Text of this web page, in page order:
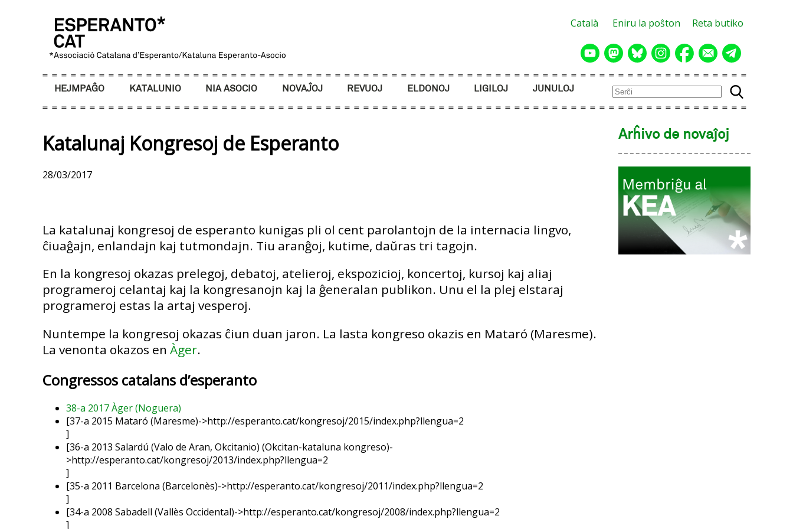
Català Eniru la poŝton Reta butiko
HEJMPAĜO KATALUNIO NIA ASOCIO NOVAĴOJ REVUOJ ELDONOJ LIGILOJ JUNULOJ
Katalunaj Kongresoj de Esperanto
28/03/2017
La katalunaj kongresoj de esperanto kunigas pli ol cent parolantojn de la internacia lingvo,
ĉiuaĝajn, enlandajn kaj tutmondajn. Tiu aranĝoj, kutime, daŭras tri tagojn.
En la kongresoj okazas prelegoj, debatoj, atelieroj, ekspozicioj, koncertoj, kursoj kaj aliaj
programeroj celantaj kaj la kongresanojn kaj la ĝeneralan publikon. Unu el la plej elstaraj
programeroj estas la artaj vesperoj.
Nuntempe la kongresoj okazas ĉiun duan jaron. La lasta kongreso okazis en Mataró (Maresme).
La venonta okazos en Àger.
Congressos catalans d’esperanto
38-a 2017 Àger (Noguera)
[37-a 2015 Mataró (Maresme)->http://esperanto.cat/kongresoj/2015/index.php?llengua=2
]
[36-a 2013 Salardú (Valo de Aran, Okcitanio) (Okcitan-kataluna kongreso)-
>http://esperanto.cat/kongresoj/2013/index.php?llengua=2
]
[35-a 2011 Barcelona (Barcelonès)->http://esperanto.cat/kongresoj/2011/index.php?llengua=2
]
[34-a 2008 Sabadell (Vallès Occidental)->http://esperanto.cat/kongresoj/2008/index.php?llengua=2
]
Arĥivo de novaĵoj